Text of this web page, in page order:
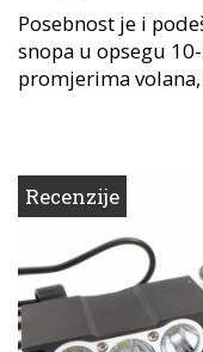
Posebnost je i
snopa u opsegu
promjerima
Recenzije